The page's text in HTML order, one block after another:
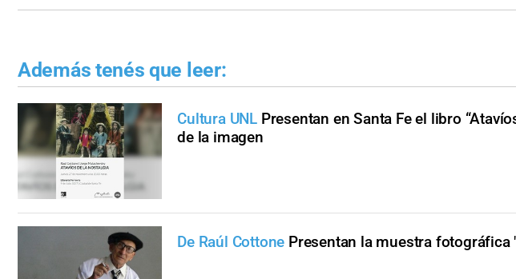
Además tenés que leer:
Cultura UNL Presentan en Santa Fe el libro
de la imagen
De Raúl Cottone Presentan la muestra fotográfica